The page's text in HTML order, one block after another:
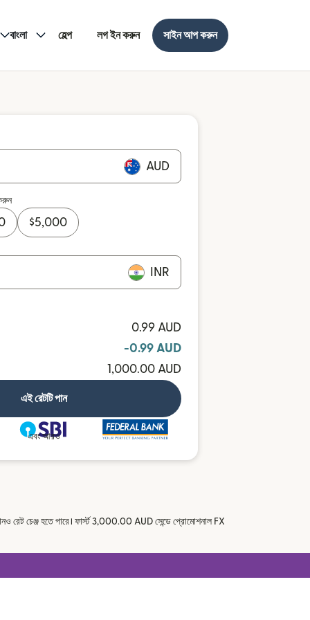
বাংলা হেল্প লগ ইন করুন সাইন আপ করুন
AUD
$5,000
INR
0.99 AUD
-0.99 AUD
1,000.00 AUD
এই রেটটি পান
এবং আরও
রেট চেঞ্জ হতে পারে। ফার্স্ট 3,000.00 AUD সেন্ডে প্রোমোশনাল FX